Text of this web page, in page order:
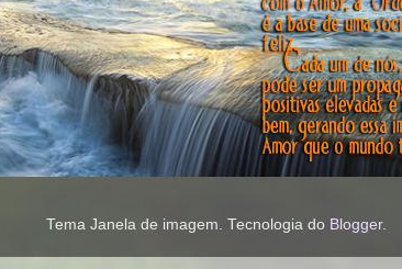
Tema Janela de imagem. Tecnologia do Blogger.